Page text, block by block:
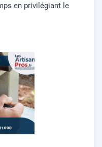
en privilégiant le